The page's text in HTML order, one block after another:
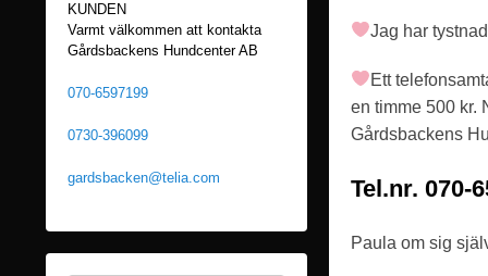
0
3
a
v
å
d
Jag har
Ett
en timme 500 kr.
Gårdsbackens
Tel.nr. 070-
Paula om sig
KUNDEN
Varmt välkommen att kontakta
Gårdsbackens Hundcenter AB
070-6597199
0730-396099
gardsbacken@telia.com